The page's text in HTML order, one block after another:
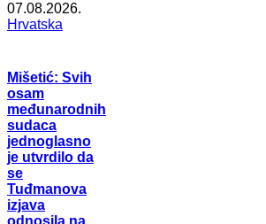
07.08.2026.
Hrvatska
Mišetić: Svih
osam
međunarodnih
sudaca
jednoglasno
je utvrdilo da
se
Tuđmanova
izjava